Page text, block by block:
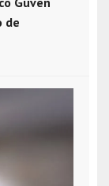
de